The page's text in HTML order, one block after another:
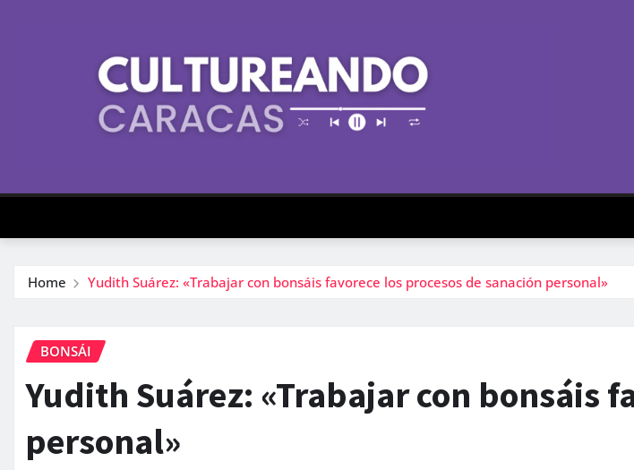
Home Yudith Suárez: «Trabajar con bonsáis favorece los procesos de sanación personal»
BONSÁI
Yudith Suárez: «Trabajar con bonsáis
personal»